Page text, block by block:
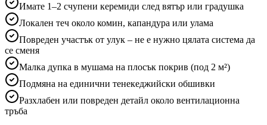
Имате 1–2 счупени керемиди след вятър или градушка
Локален теч около комин, капандура или улама
Повреден участък от улук – не е нужно цялата система да
се сменя
Малка дупка в мушама на плосък покрив (под 2 м²)
Подмяна на единични тенекеджийски обшивки
Разхлабен или повреден детайл около вентилационна
тръба